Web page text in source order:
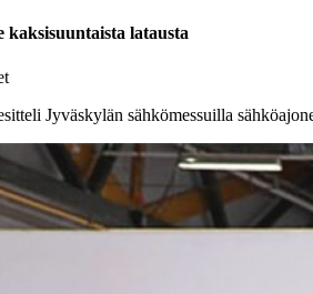
latausta
Jyväskylän sähkömessuilla